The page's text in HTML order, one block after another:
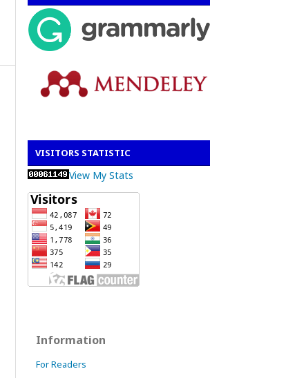
VISITORS STATISTIC
View My Stats
Information
For Readers